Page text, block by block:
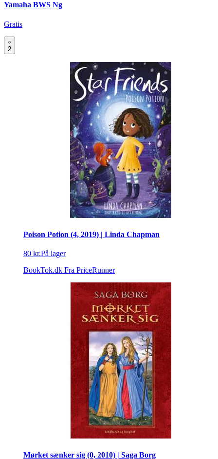
Yamaha BWS Ng
Gratis
2
Poison Potion (4, 2019) | Linda Chapman
80 kr.På lager
BookTok.dk Fra PriceRunner
Mørket sænker sig (0, 2010) | Saga Borg